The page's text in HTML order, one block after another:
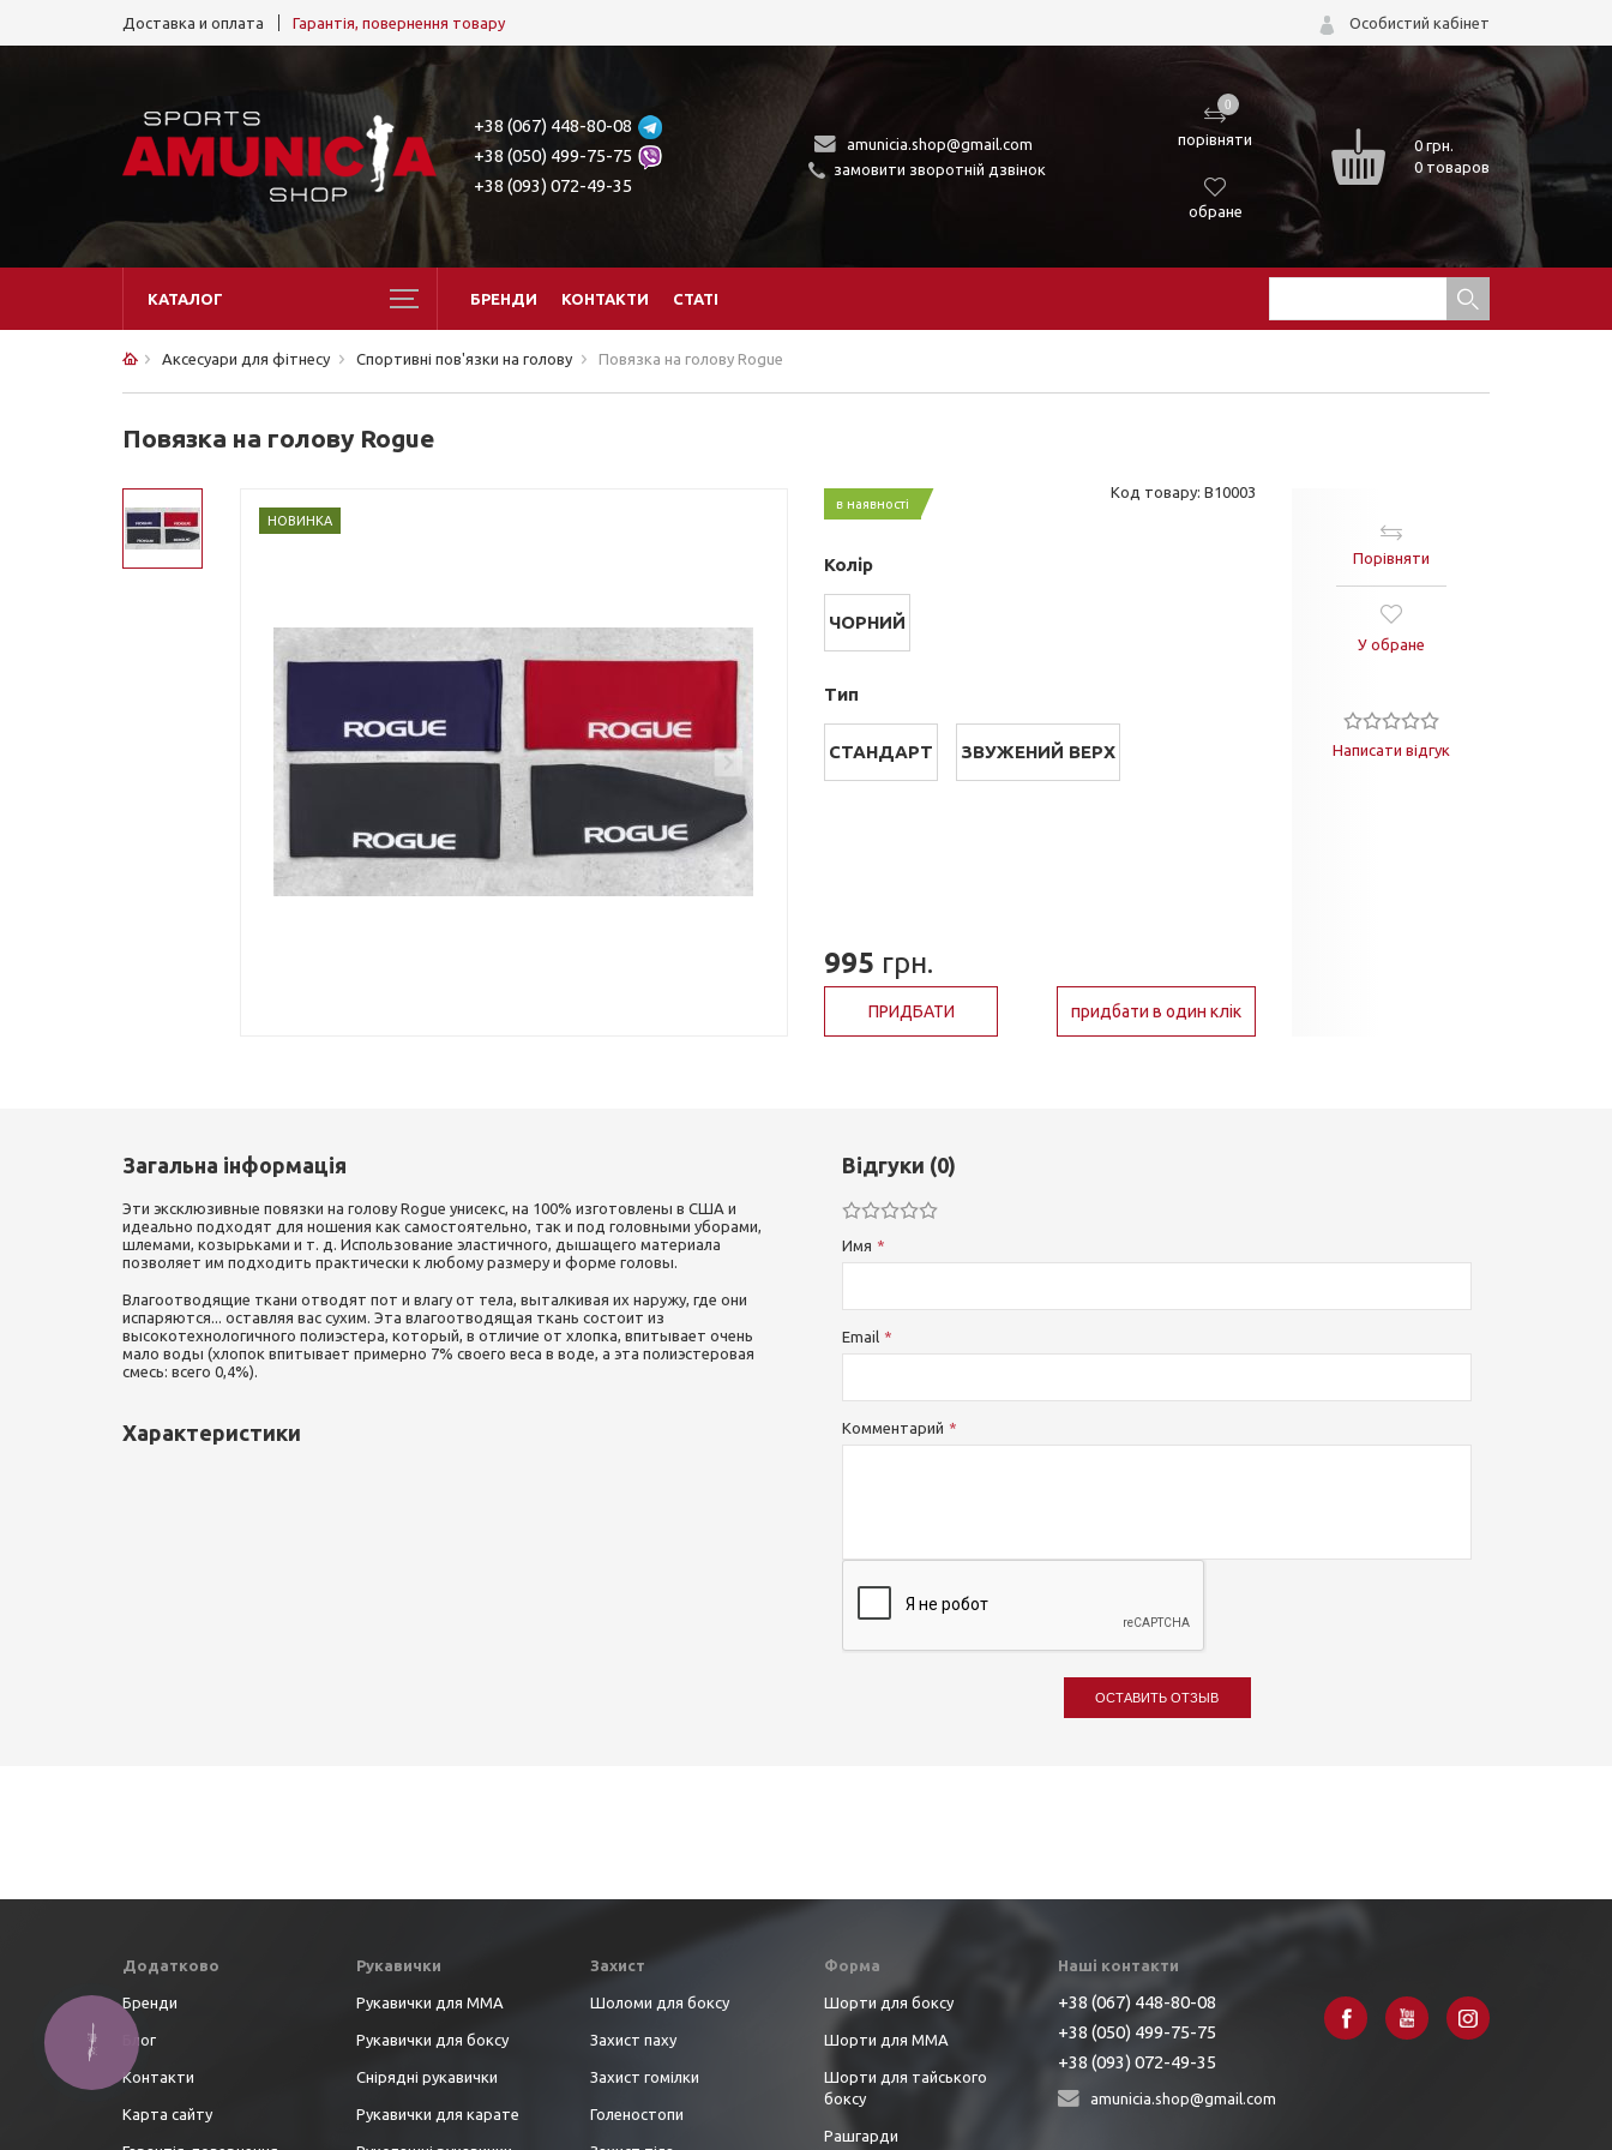
Доставка и оплата Гарантія, повернення товару Особистий кабінет
+38 (067) 448-80-08
+38 (050) 499-75-75
+38 (093) 072-49-35
amunicia.shop@gmail.com
замовити зворотній дзвінок
0
порівняти
обране
0грн.
0 товаров
КАТАЛОГ БРЕНДИ КОНТАКТИ СТАТІ
Аксесуари для фітнесу Спортивні пов'язки на голову Повязка на голову Rogue
Повязка на голову Rogue
НОВИНКА
в наявності
Код товару: B10003
Колір
ЧОРНИЙ
Тип
СТАНДАРТ ЗВУЖЕНИЙ ВЕРХ
995 грн.
ПРИДБАТИ придбати в один клік
Порівняти
У обране
Написати відгук
Загальна інформація
Эти эксклюзивные повязки на голову Rogue унисекс, на 100% изготовлены в США и
идеально подходят для ношения как самостоятельно, так и под головными уборами,
шлемами, козырьками и т. д. Использование эластичного, дышащего материала
позволяет им подходить практически к любому размеру и форме головы.
Влагоотводящие ткани отводят пот и влагу от тела, выталкивая их наружу, где они
испаряются... оставляя вас сухим. Эта влагоотводящая ткань состоит из
высокотехнологичного полиэстера, который, в отличие от хлопка, впитывает очень
мало воды (хлопок впитывает примерно 7% своего веса в воде, а эта полиэстеровая
смесь: всего 0,4%).
Характеристики
Відгуки (0)
Имя
Email
Комментарий
ОСТАВИТЬ ОТЗЫВ
Додатково
Бренди
Блог
Контакти
Карта сайту
Рукавички
Рукавички для ММА
Рукавички для боксу
Снірядні рукавички
Рукавички для карате
Захист
Шоломи для боксу
Захист паху
Захист гомілки
Голеностопи
Форма
Шорти для боксу
Шорти для ММА
Шорти для тайського
боксу
Рашгарди
Наші контакти
+38 (067) 448-80-08
+38 (050) 499-75-75
+38 (093) 072-49-35
amunicia.shop@gmail.com